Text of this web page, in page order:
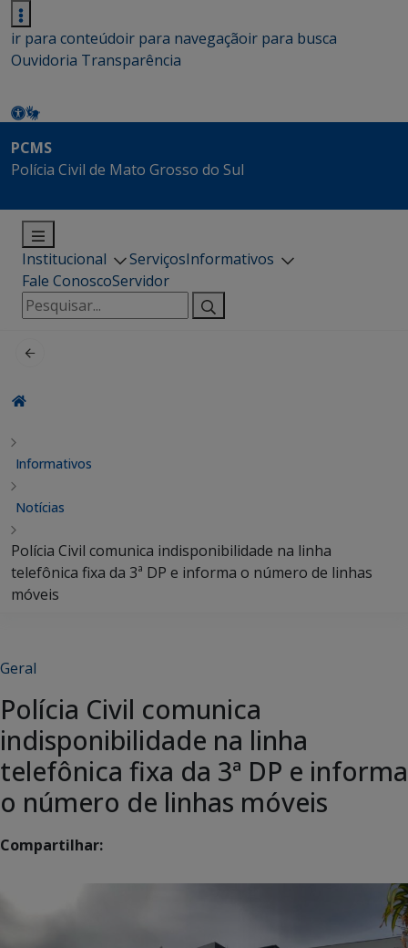
ir para conteúdoir para navegaçãoir para busca
Ouvidoria Transparência
PCMS
Polícia Civil de Mato Grosso do Sul
Institucional ServiçosInformativos
Fale ConoscoServidor
Pesquisar
por:
Informativos
Notícias
Polícia Civil comunica indisponibilidade na linha
telefônica fixa da 3ª DP e informa o número de linhas
móveis
Geral
Polícia Civil comunica
indisponibilidade na linha
telefônica fixa da 3ª DP e informa
o número de linhas móveis
Compartilhar: